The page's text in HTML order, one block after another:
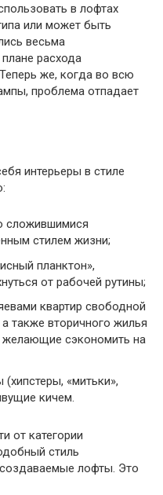
в лофтах
или может быть
весьма
расхода
же, когда во всю
проблема отпадает
интерьеры в стиле
сложившимися
стилем жизни;
планктон»,
от рабочей рутины;
квартир свободной
также вторичного жилья
сэкономить на
«митьки»,
кичем.
от категории
стиль
лофты. Это